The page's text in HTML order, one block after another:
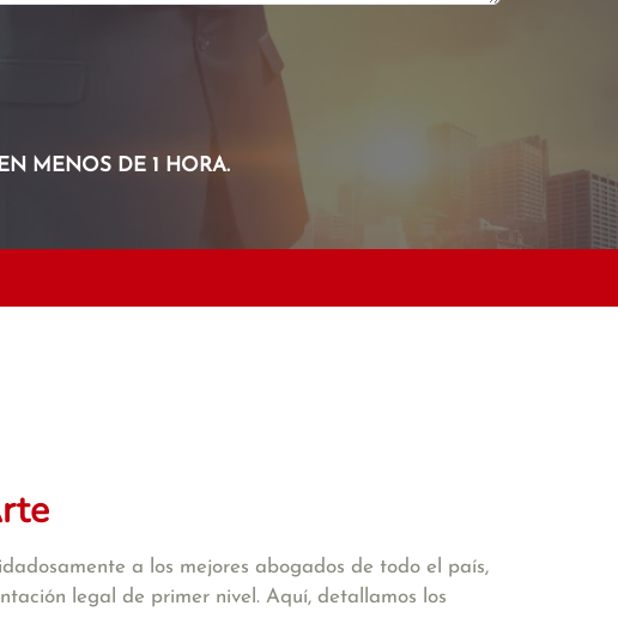
MENOS DE 1 HORA.
a los mejores abogados de todo el país,
legal de primer nivel. Aquí, detallamos los